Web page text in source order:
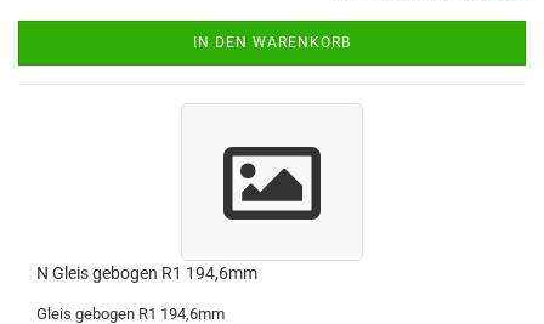
IN DEN WARENKORB
N Gleis gebogen R1 194,6mm
Gleis gebogen R1 194,6mm